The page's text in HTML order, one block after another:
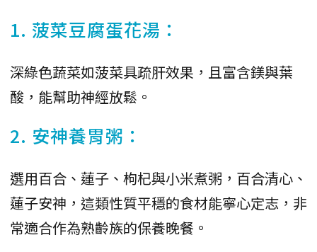
1. 菠菜豆腐蛋花湯：
深綠色蔬菜如菠菜具疏肝效果，且富含鎂與葉
酸，能幫助神經放鬆。
2. 安神養胃粥：
選用百合、蓮子、枸杞與小米煮粥，百合清心、
蓮子安神，這類性質平穩的食材能寧心定志，非
常適合作為熟齡族的保養晚餐。